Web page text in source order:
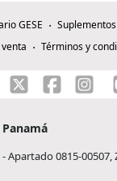
GESE Suplementos
Términos y
Apartado 0815-00507,